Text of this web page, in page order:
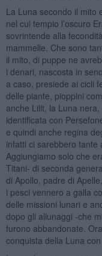
La Luna secondo il mito
nel cui tempio l’oscuro
sovrintende alla
mammelle. Che sono
il mito, di puppe ne
i denari, nascosta in
a caso, presiede ai cicli
delle piante, pioppini
anche Lilit, la Luna
identificata con
e quindi anche regina
infatti ci sarebbero tante
Aggiungiamo solo che
Titani- di seconda
di Apollo, padre di
i pesci vennero a galla
delle missioni lunari e
dopo gli allunaggi -che
furono abbandonate.
conquista della Luna